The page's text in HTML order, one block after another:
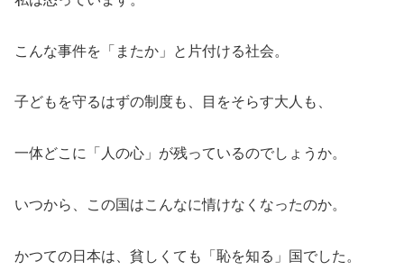
こんな事件を「またか」と片付ける社会。
子どもを守るはずの制度も、目をそらす大人も、
一体どこに「人の心」が残っているのでしょうか。
いつから、この国はこんなに情けなくなったのか。
かつての日本は、貧しくても「恥を知る」国でした。